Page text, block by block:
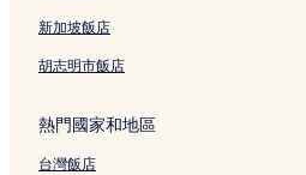
新加坡飯店
胡志明市飯店
熱門國家和地區
台灣飯店